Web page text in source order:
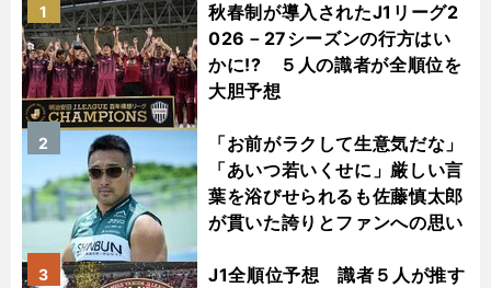
秋春制が導入されたJ1リーグ2
026－27シーズンの行方はい
かに!? ５人の識者が全順位を
大胆予想
1
「お前がラクして生意気だな」
「あいつ若いくせに」厳しい言
葉を浴びせられるも佐藤慎太郎
が貫いた誇りとファンへの思い
2
J1全順位予想 識者５人が推す
3